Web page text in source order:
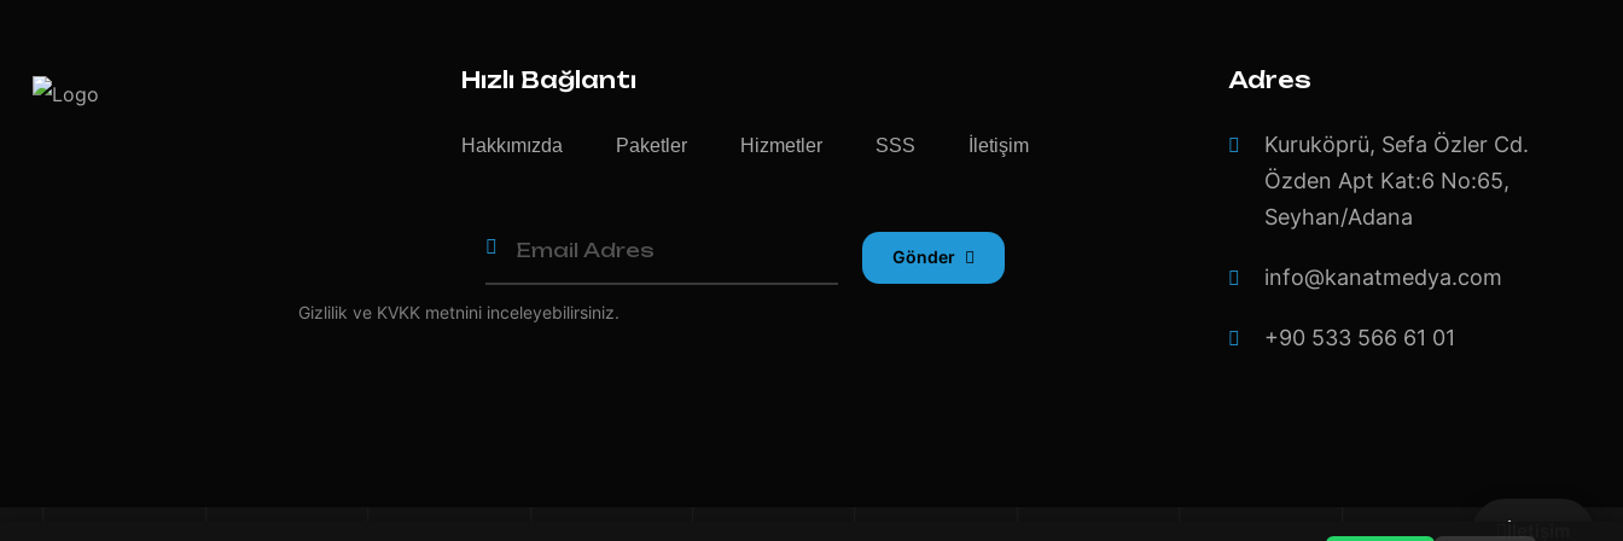
Hızlı Bağlantı
Hakkımızda Paketler Hizmetler SSS İletişim
Gönder
Gizlilik ve KVKK metnini inceleyebilirsiniz.
Adres
Kuruköprü, Sefa Özler Cd.
Özden Apt Kat:6 No:65,
Seyhan/Adana
info@kanatmedya.com
+90 533 566 61 01
İletişim